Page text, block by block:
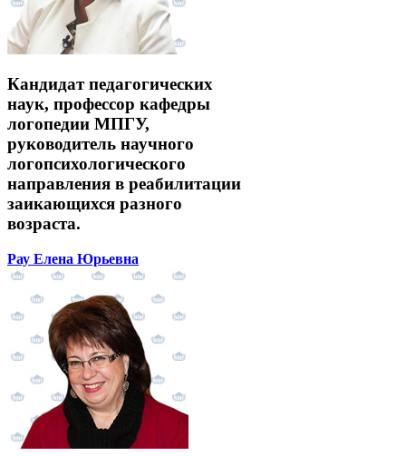
Кандидат педагогических
наук, профессор кафедры
логопедии МПГУ,
руководитель научного
логопсихологического
направления в реабилитации
заикающихся разного
возраста.
Рау Елена Юрьевна